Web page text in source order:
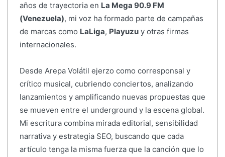
años de trayectoria en La Mega 90.9 FM
(Venezuela), mi voz ha formado parte de campañas
de marcas como LaLiga, Playuzuy otras firmas
internacionales.
Desde Arepa Volátil ejerzo como corresponsal y
crítico musical, cubriendo conciertos, analizando
lanzamientos y amplificando nuevas propuestas que
se mueven entre el underground y la escena global.
Mi escritura combina mirada editorial, sensibilidad
narrativa y estrategia SEO, buscando que cada
artículo tenga la misma fuerza que la canción que lo